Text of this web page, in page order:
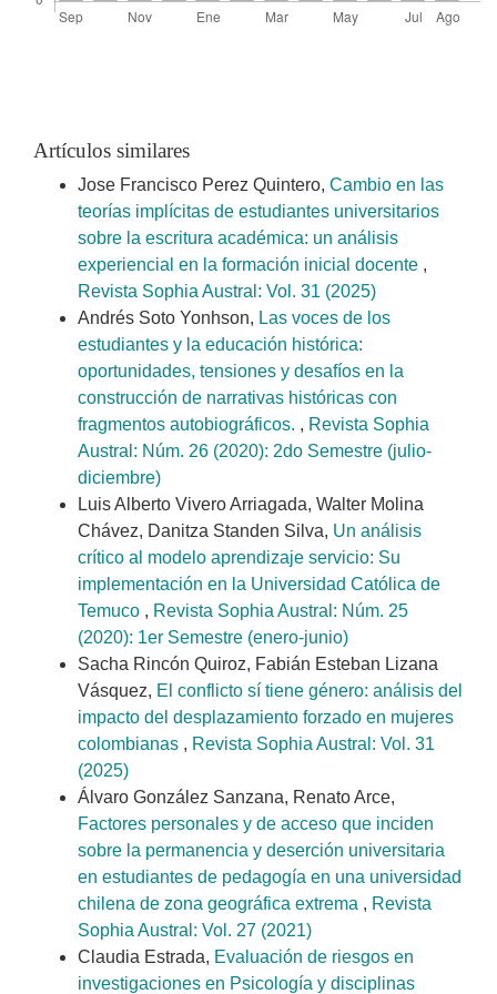
Artículos similares
Jose Francisco Perez Quintero, Cambio en las
teorías implícitas de estudiantes universitarios
sobre la escritura académica: un análisis
experiencial en la formación inicial docente ,
Revista Sophia Austral: Vol. 31 (2025)
Andrés Soto Yonhson, Las voces de los
estudiantes y la educación histórica:
oportunidades, tensiones y desafíos en la
construcción de narrativas históricas con
fragmentos autobiográficos. , Revista Sophia
Austral: Núm. 26 (2020): 2do Semestre (julio-
diciembre)
Luis Alberto Vivero Arriagada, Walter Molina
Chávez, Danitza Standen Silva, Un análisis
crítico al modelo aprendizaje servicio: Su
implementación en la Universidad Católica de
Temuco , Revista Sophia Austral: Núm. 25
(2020): 1er Semestre (enero-junio)
Sacha Rincón Quiroz, Fabián Esteban Lizana
Vásquez, El conflicto sí tiene género: análisis del
impacto del desplazamiento forzado en mujeres
colombianas , Revista Sophia Austral: Vol. 31
(2025)
Álvaro González Sanzana, Renato Arce,
Factores personales y de acceso que inciden
sobre la permanencia y deserción universitaria
en estudiantes de pedagogía en una universidad
chilena de zona geográfica extrema , Revista
Sophia Austral: Vol. 27 (2021)
Claudia Estrada, Evaluación de riesgos en
investigaciones en Psicología y disciplinas